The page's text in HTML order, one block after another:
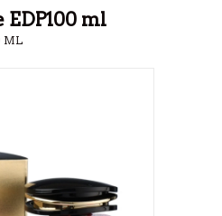
EDP100 ml
ML